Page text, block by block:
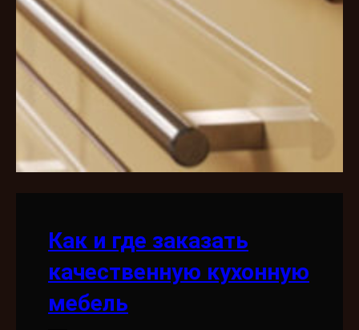
Как и где заказать
качественную кухонную
мебель